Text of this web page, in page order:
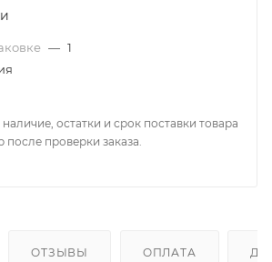
— 1
остатки и срок поставки товара
проверки заказа.
ОТЗЫВЫ ОПЛАТА